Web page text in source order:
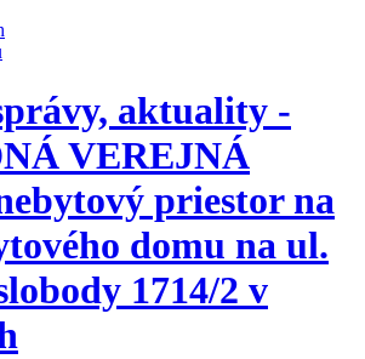
aktuality -
VEREJNÁ
priestor na
domu na ul.
1714/2 v